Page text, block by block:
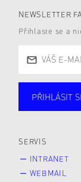
NEWSLETTER
Přihlaste se a
PŘIHLÁSIT
SERVIS
INTRANET
WEBMAIL